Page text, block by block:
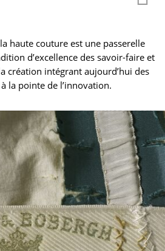
haute couture est une passerelle
d’excellence des savoir-faire et
création intégrant aujourd’hui des
la pointe de l’innovation.